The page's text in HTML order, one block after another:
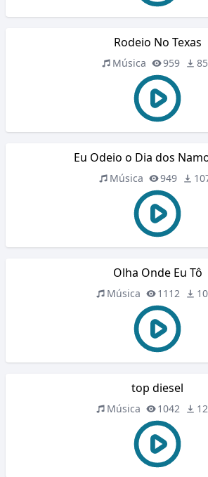
Rodeio No Texas
Música 959 85
Eu Odeio o Dia dos
Música 949
Olha Onde Eu Tô
Música 1112
top diesel
Música 1042